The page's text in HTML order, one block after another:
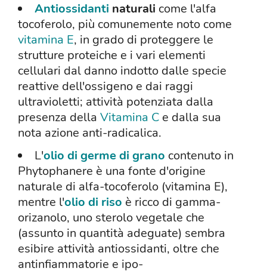
Antiossidanti naturali come l'alfa
tocoferolo, più comunemente noto come
vitamina E, in grado di proteggere le
strutture proteiche e i vari elementi
cellulari dal danno indotto dalle specie
reattive dell'ossigeno e dai raggi
ultravioletti; attività potenziata dalla
presenza della Vitamina C e dalla sua
nota azione anti-radicalica.
L'olio di germe di grano contenuto in
Phytophanere è una fonte d'origine
naturale di alfa-tocoferolo (vitamina E),
mentre l'olio di riso è ricco di gamma-
orizanolo, uno sterolo vegetale che
(assunto in quantità adeguate) sembra
esibire attività antiossidanti, oltre che
antinfiammatorie e ipo-